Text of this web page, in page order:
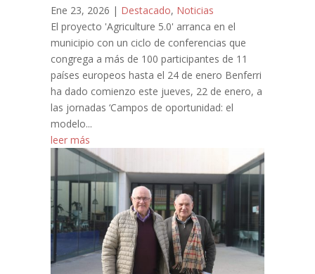
Ene 23, 2026 | Destacado, Noticias
El proyecto 'Agriculture 5.0' arranca en el
municipio con un ciclo de conferencias que
congrega a más de 100 participantes de 11
países europeos hasta el 24 de enero Benferri
ha dado comienzo este jueves, 22 de enero, a
las jornadas ‘Campos de oportunidad: el
modelo...
leer más